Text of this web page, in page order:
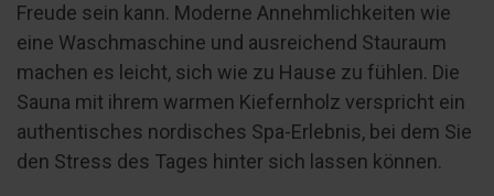
Freude sein kann. Moderne Annehmlichkeiten wie
eine Waschmaschine und ausreichend Stauraum
machen es leicht, sich wie zu Hause zu fühlen. Die
Sauna mit ihrem warmen Kiefernholz verspricht ein
authentisches nordisches Spa-Erlebnis, bei dem Sie
den Stress des Tages hinter sich lassen können.